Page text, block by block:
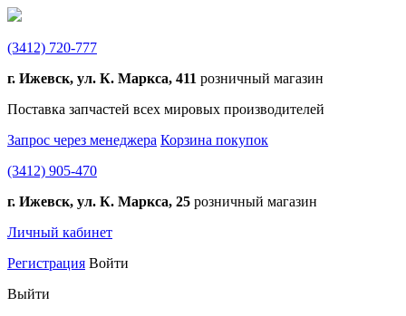
(3412) 720-777
г. Ижевск, ул. К. Маркса, 411 розничный магазин
Поставка запчастей всех мировых производителей
Запрос через менеджера Корзина покупок
(3412) 905-470
г. Ижевск, ул. К. Маркса, 25 розничный магазин
Личный кабинет
Регистрация Войти
Выйти